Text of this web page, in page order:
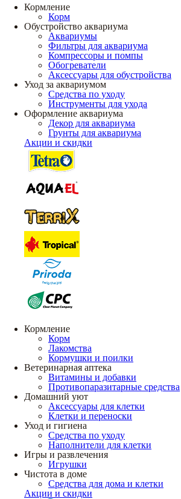
Кормление
Корм
Обустройство аквариума
Аквариумы
Фильтры для аквариума
Компрессоры и помпы
Обогреватели
Аксессуары для обустройства
Уход за аквариумом
Средства по уходу
Инструменты для ухода
Оформление аквариума
Декор для аквариума
Грунты для аквариума
Акции и скидки
Кормление
Корм
Лакомства
Кормушки и поилки
Ветеринарная аптека
Витамины и добавки
Противопаразитарные средства
Домашний уют
Аксессуары для клетки
Клетки и переноски
Уход и гигиена
Средства по уходу
Наполнители для клетки
Игры и развлечения
Игрушки
Чистота в доме
Средства для дома и клетки
Акции и скидки